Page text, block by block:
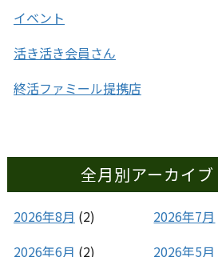
イベント
活き活き会員さん
終活ファミール提携店
全月別アーカイブ
2026年8月 (2) 2026年7月
2026年6月 (2) 2026年5月